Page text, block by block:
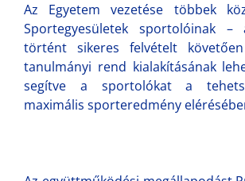
Az Egyetem vezetése többek
Sportegyesületek sportolóinak –
történt sikeres felvételt
tanulmányi rend kialakításának
segítve a sportolókat a
maximális sporteredmény